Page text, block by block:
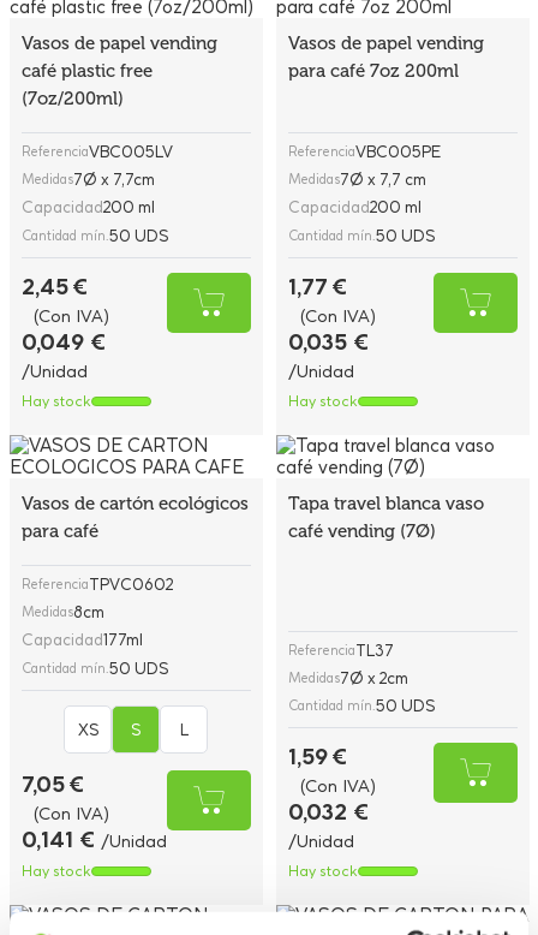
Vasos de papel vending
café plastic free
(7oz/200ml)
ReferenciaVBC005LV
Medidas7Ø x 7,7cm
Capacidad200 ml
Cantidad mín.50 UDS
2,45 €
(Con IVA)
0,049 €
/Unidad
Hay stock
Vasos de papel vending
para café 7oz 200ml
ReferenciaVBC005PE
Medidas7Ø x 7,7 cm
Capacidad200 ml
Cantidad mín.50 UDS
1,77 €
(Con IVA)
0,035 €
/Unidad
Hay stock
Vasos de cartón ecológicos
para café
ReferenciaTPVC0602
Medidas8cm
Capacidad177ml
Cantidad mín.50 UDS
XS S L
7,05 €
(Con IVA)
0,141 € /Unidad
Hay stock
Tapa travel blanca vaso
café vending (7Ø)
ReferenciaTL37
Medidas7Ø x 2cm
Cantidad mín.50 UDS
1,59 €
(Con IVA)
0,032 €
/Unidad
Hay stock